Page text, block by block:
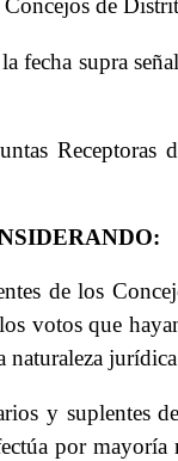
de
fecha supra
de los
votos que
y suplentes
por